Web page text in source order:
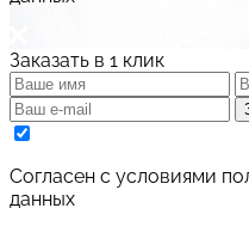
Заказать в 1 клик
Cогласен с условиями
данных